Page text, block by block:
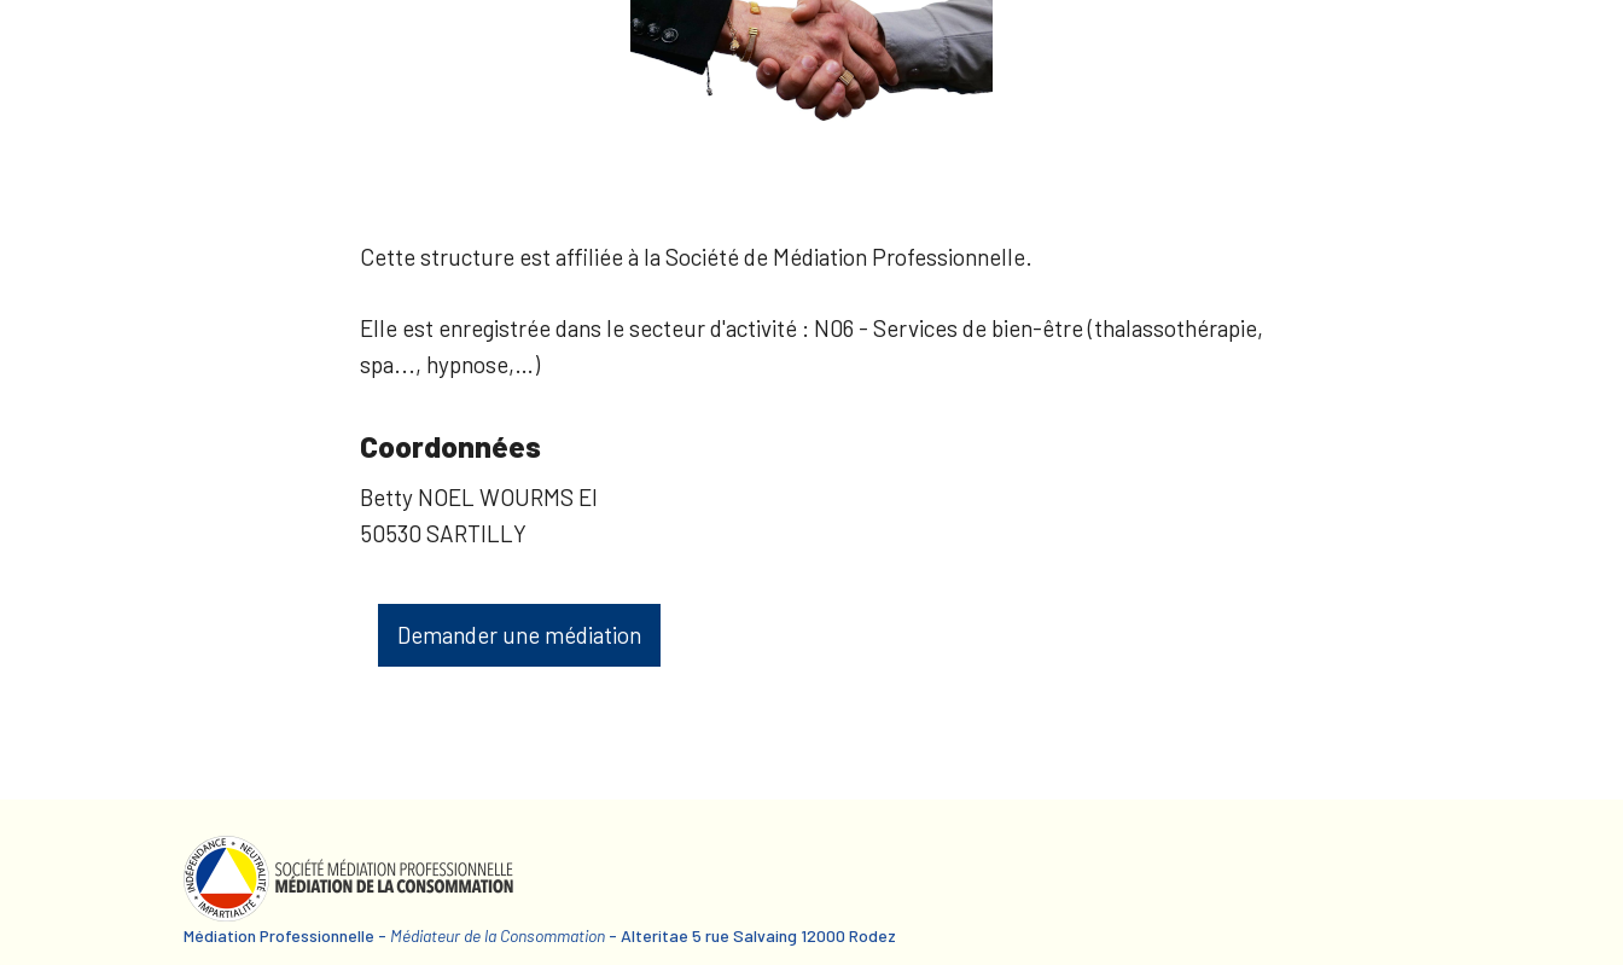
Cette structure est affiliée à la Société de Médiation Professionnelle.
Elle est enregistrée dans le secteur d'activité : N06 - Services de bien-être (thalassothérapie,
spa..., hypnose,…)
Coordonnées
Betty NOEL WOURMS EI
50530 SARTILLY
Demander une médiation
Médiation Professionnelle - Médiateur de la Consommation - Alteritae 5 rue Salvaing 12000 Rodez